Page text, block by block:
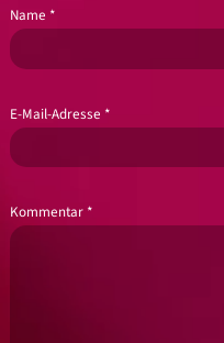
Name *
E-Mail-Adresse *
Kommentar *